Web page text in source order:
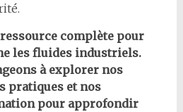
complète pour
les fluides industriels.
à explorer nos
pratiques et nos
pour approfondir